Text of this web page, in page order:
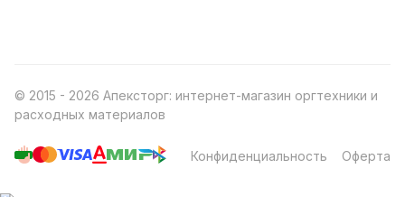
© 2015 - 2026 Апексторг: интернет-магазин оргтехники и
расходных материалов
Конфиденциальность Оферта